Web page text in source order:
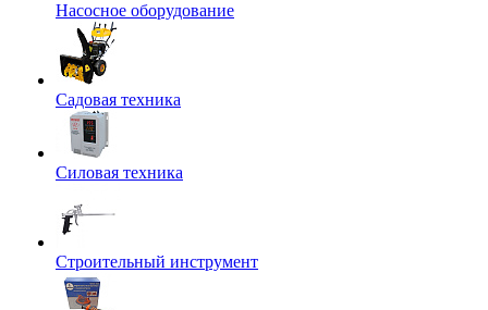
Насосное оборудование
Садовая техника
Силовая техника
Строительный инструмент